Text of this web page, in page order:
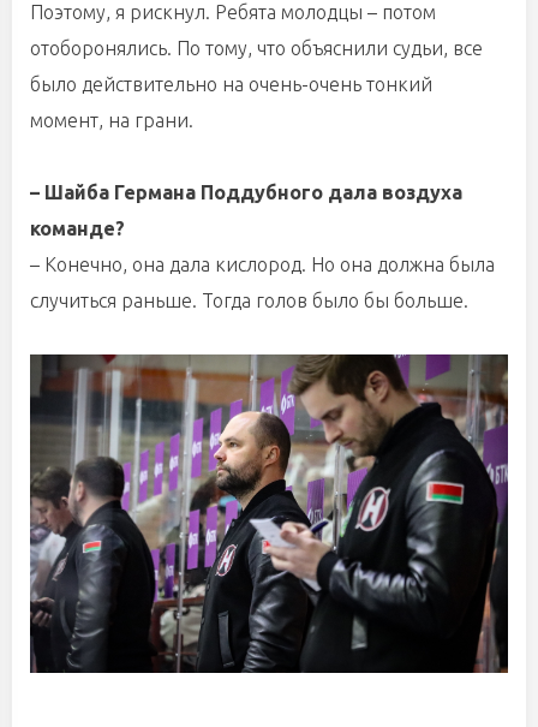
Поэтому, я рискнул. Ребята молодцы – потом
отоборонялись. По тому, что объяснили судьи, все
было действительно на очень-очень тонкий
момент, на грани.
– Шайба Германа Поддубного дала воздуха
команде?
– Конечно, она дала кислород. Но она должна была
случиться раньше. Тогда голов было бы больше.